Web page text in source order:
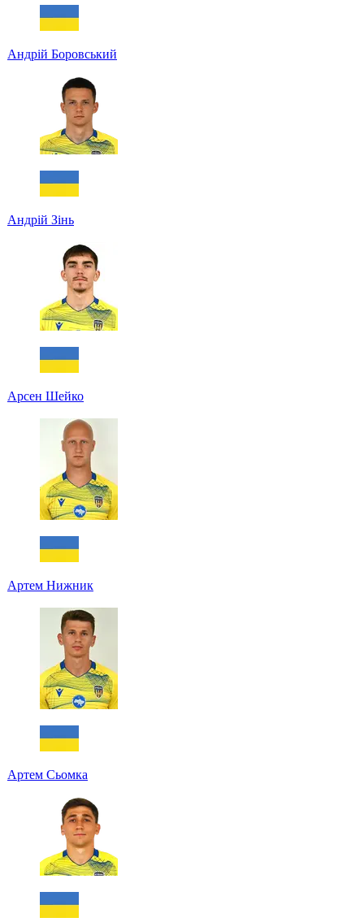
Андрій Боровський
Андрій Зінь
Арсен Шейко
Артем Нижник
Артем Сьомка